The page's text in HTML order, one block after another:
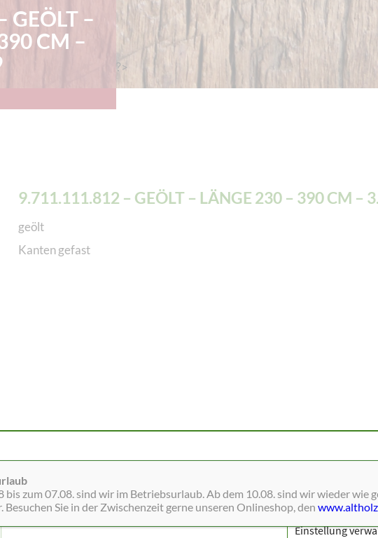
GEÖLT –
CM –
?>
9.711.111.812 – GEÖLT – LÄNGE 230 – 390 CM –
geölt
Kanten gefast
bis zum 07.08. sind wir im Betriebsurlaub. Ab dem 10.08. sind wir wieder wie
Besuchen Sie in der Zwischenzeit gerne unseren Onlineshop, den
sowie externe Dienste wie Schriften, Blätterkataloge, Social-Media und
Einstellung